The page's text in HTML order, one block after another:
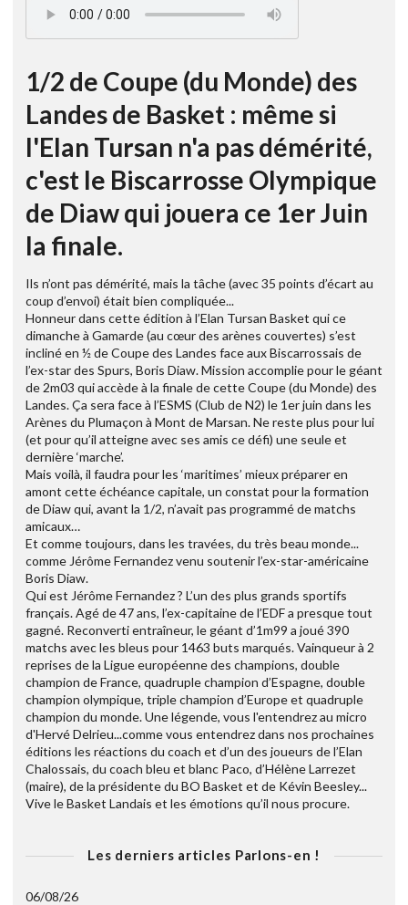
1/2 de Coupe (du Monde) des
Landes de Basket : même si
l'Elan Tursan n'a pas démérité,
c'est le Biscarrosse Olympique
de Diaw qui jouera ce 1er Juin
la finale.
Ils n’ont pas démérité, mais la tâche (avec 35 points d’écart au
coup d’envoi) était bien compliquée...
Honneur dans cette édition à l’Elan Tursan Basket qui ce
dimanche à Gamarde (au cœur des arènes couvertes) s’est
incliné en ½ de Coupe des Landes face aux Biscarrossais de
l’ex-star des Spurs, Boris Diaw. Mission accomplie pour le géant
de 2m03 qui accède à la finale de cette Coupe (du Monde) des
Landes. Ça sera face à l’ESMS (Club de N2) le 1er juin dans les
Arènes du Plumaçon à Mont de Marsan. Ne reste plus pour lui
(et pour qu’il atteigne avec ses amis ce défi) une seule et
dernière ‘marche’.
Mais voilà, il faudra pour les ‘maritimes’ mieux préparer en
amont cette échéance capitale, un constat pour la formation
de Diaw qui, avant la 1/2, n’avait pas programmé de matchs
amicaux…
Et comme toujours, dans les travées, du très beau monde...
comme Jérôme Fernandez venu soutenir l’ex-star-américaine
Boris Diaw.
Qui est Jérôme Fernandez ? L’un des plus grands sportifs
français. Agé de 47 ans, l’ex-capitaine de l’EDF a presque tout
gagné. Reconverti entraîneur, le géant d’1m99 a joué 390
matchs avec les bleus pour 1463 buts marqués. Vainqueur à 2
reprises de la Ligue européenne des champions, double
champion de France, quadruple champion d’Espagne, double
champion olympique, triple champion d’Europe et quadruple
champion du monde. Une légende, vous l'entendrez au micro
d'Hervé Delrieu...comme vous entendrez dans nos prochaines
éditions les réactions du coach et d’un des joueurs de l’Elan
Chalossais, du coach bleu et blanc Paco, d’Hélène Larrezet
(maire), de la présidente du BO Basket et de Kévin Beesley...
Vive le Basket Landais et les émotions qu’il nous procure.
Les derniers articles Parlons-en !
06/08/26